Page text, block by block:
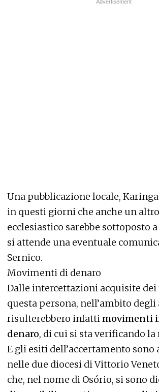
Una pubblicazione locale,
in questi giorni che anche un
ecclesiastico sarebbe sottoposto
si attende una eventuale
Sernico.
Movimenti di denaro
Dalle intercettazioni acquisite
questa persona, nell’ambito
risulterebbero infattimovimenti
denaro, di cui si sta verificando
E gli esiti dell’accertamento sono
nelle due diocesi di Vittorio
che, nel nome di Osório, si sono